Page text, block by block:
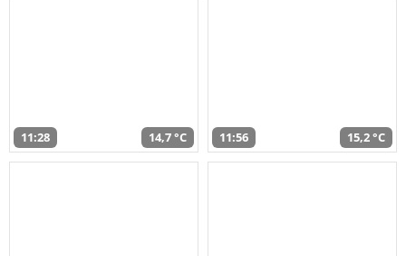
11:28 14,7 °C 11:56 15,2 °C